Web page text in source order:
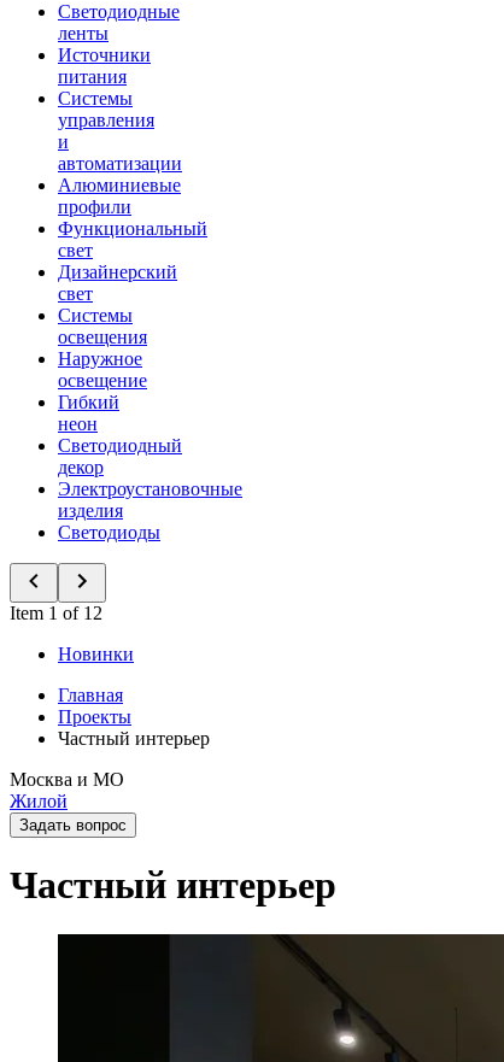
Светодиодные
ленты
Источники
питания
Системы
управления
и
автоматизации
Алюминиевые
профили
Функциональный
свет
Дизайнерский
свет
Системы
освещения
Наружное
освещение
Гибкий
неон
Светодиодный
декор
Электроустановочные
изделия
Светодиоды
Item 1 of 12
Новинки
Главная
Проекты
Частный интерьер
Москва и МО
Жилой
Задать вопрос
Частный интерьер